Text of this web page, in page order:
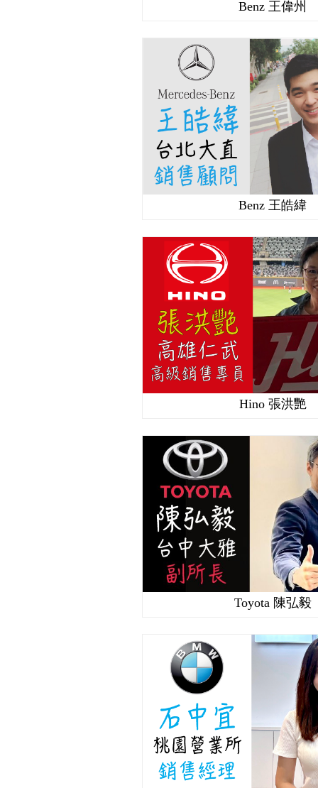
Benz 王偉州
Benz 王皓緯
Hino 張洪艷
Toyota 陳弘毅